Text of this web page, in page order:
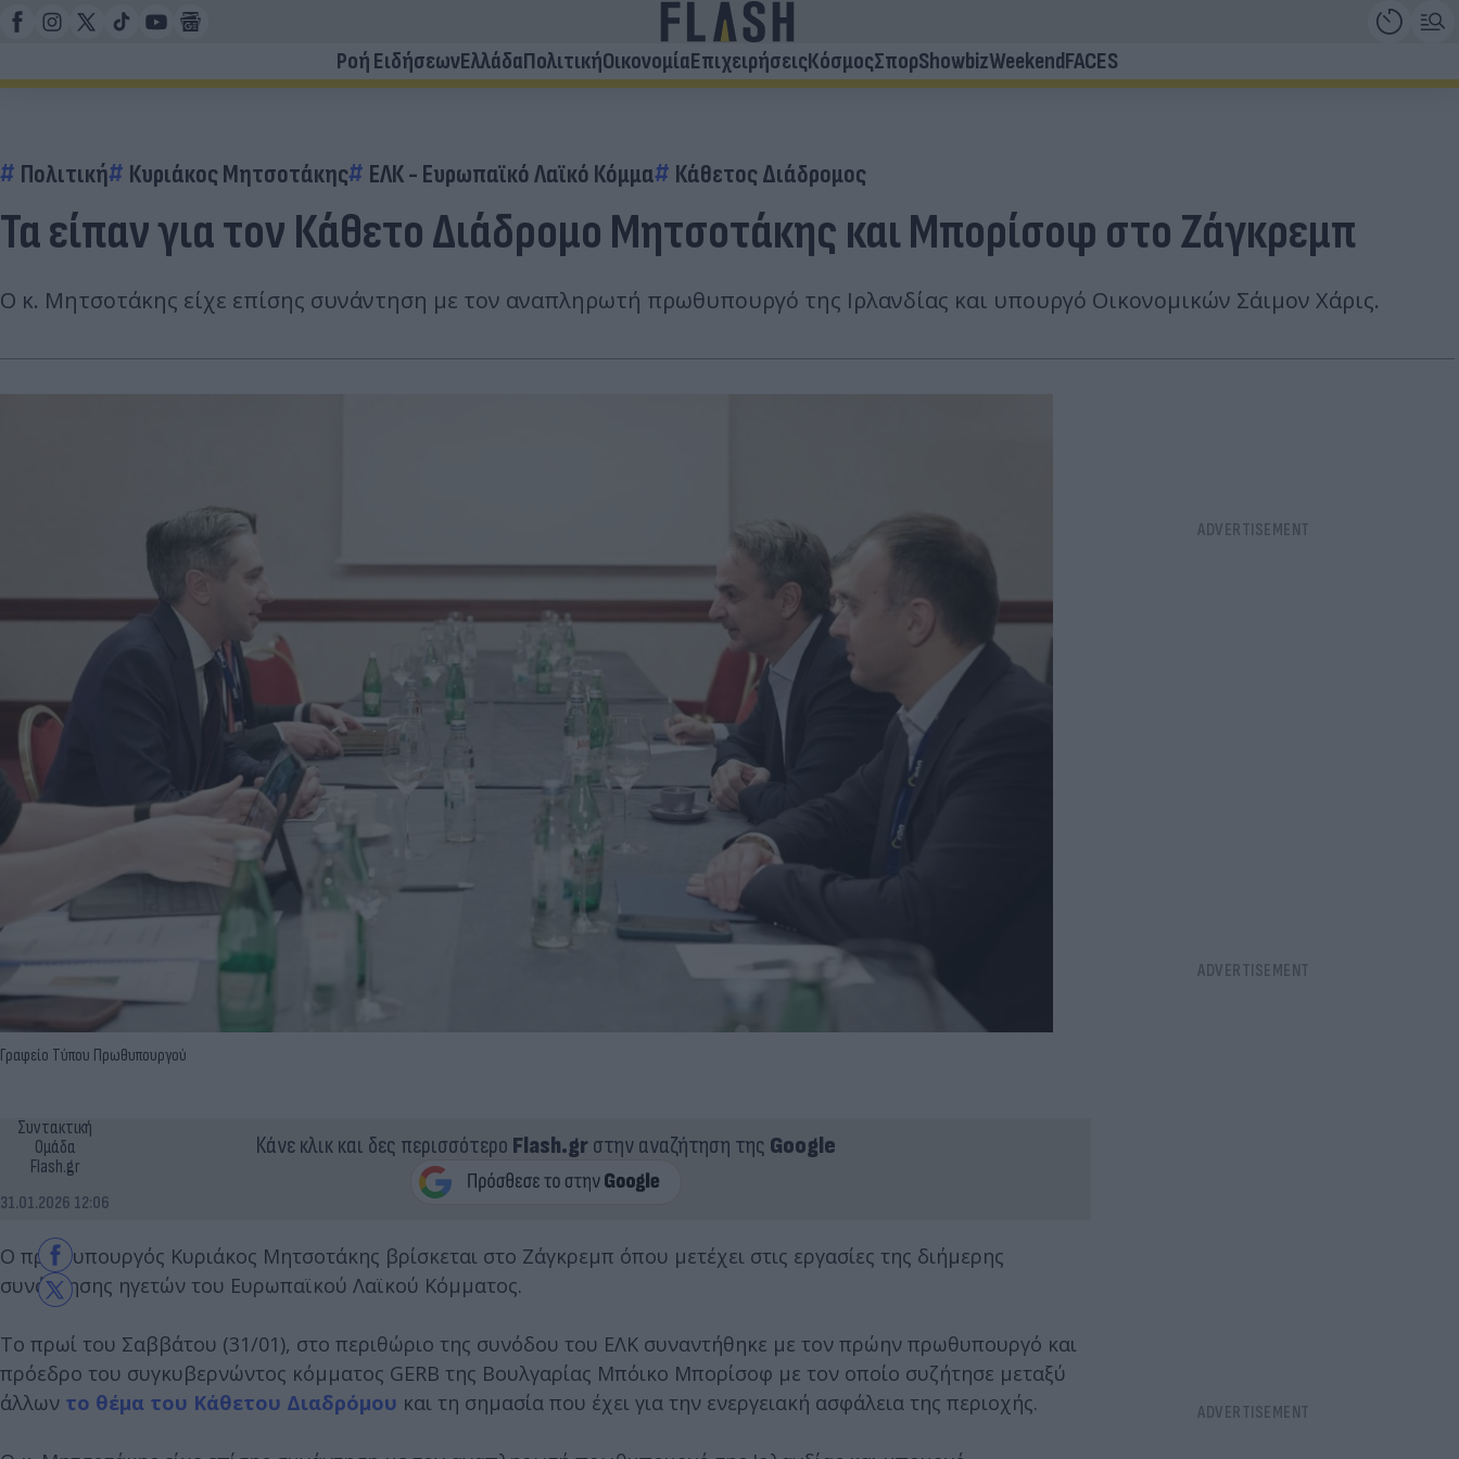
Ροή ΕιδήσεωνΕλλάδαΠολιτικήΟικονομίαΕπιχειρήσειςΚόσμοςΣπορShowbizWeekendFACES
Πολιτική Κυριάκος Μητσοτάκης ΕΛΚ - Ευρωπαϊκό Λαϊκό Κόμμα Κάθετος Διάδρομος
Τα είπαν για τον Κάθετο Διάδρομο Μητσοτάκης και Μπορίσοφ στο Ζάγκρεμπ
Ο κ. Μητσοτάκης είχε επίσης συνάντηση με τον αναπληρωτή πρωθυπουργό της Ιρλανδίας και υπουργό Οικονομικών Σάιμον Χάρις.
Γραφείο Τύπου Πρωθυπουργού
Συντακτική
Ομάδα
Flash.gr
31.01.2026 12:06
Κάνε κλικ και δες περισσότερο Flash.grστην αναζήτηση της Google
Ο πρωθυπουργός Κυριάκος Μητσοτάκης βρίσκεται στο Ζάγκρεμπ όπου μετέχει στις εργασίες της διήμερης
συνάντησης ηγετών του Ευρωπαϊκού Λαϊκού Κόμματος.
Το πρωί του Σαββάτου (31/01), στο περιθώριο της συνόδου του ΕΛΚ συναντήθηκε με τον πρώην πρωθυπουργό και
πρόεδρο του συγκυβερνώντος κόμματος GERB της Βουλγαρίας Μπόικο Μπορίσοφ με τον οποίο συζήτησε μεταξύ
άλλων το θέμα του Κάθετου Διαδρόμου και τη σημασία που έχει για την ενεργειακή ασφάλεια της περιοχής.